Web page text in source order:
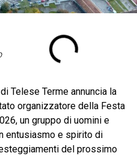
Telese Terme annuncia la
organizzatore della Festa
un gruppo di uomini e
entusiasmo e spirito di
del prossimo